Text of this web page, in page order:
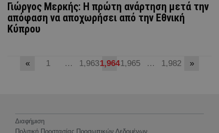
Γιώργος Μερκής: Η πρώτη ανάρτηση μετά την
απόφαση να αποχωρήσει από την Εθνική
Κύπρου
« 1 … 1,9631,9641,965 … 1,982 »
Διαφήμιση
Πολιτική Προστασίας Προσωπικών Δεδομένων